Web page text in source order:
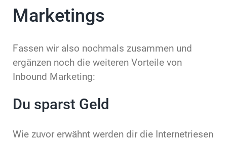
Marketings
Fassen wir also nochmals zusammen und
ergänzen noch die weiteren Vorteile von
Inbound Marketing:
Du sparst Geld
Wie zuvor erwähnt werden dir die Internetriesen